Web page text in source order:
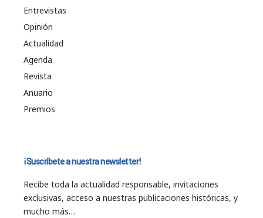
Entrevistas
Opinión
Actualidad
Agenda
Revista
Anuario
Premios
¡Suscríbete a nuestra newsletter!
Recibe toda la actualidad responsable, invitaciones
exclusivas, acceso a nuestras publicaciones históricas, y
mucho más…